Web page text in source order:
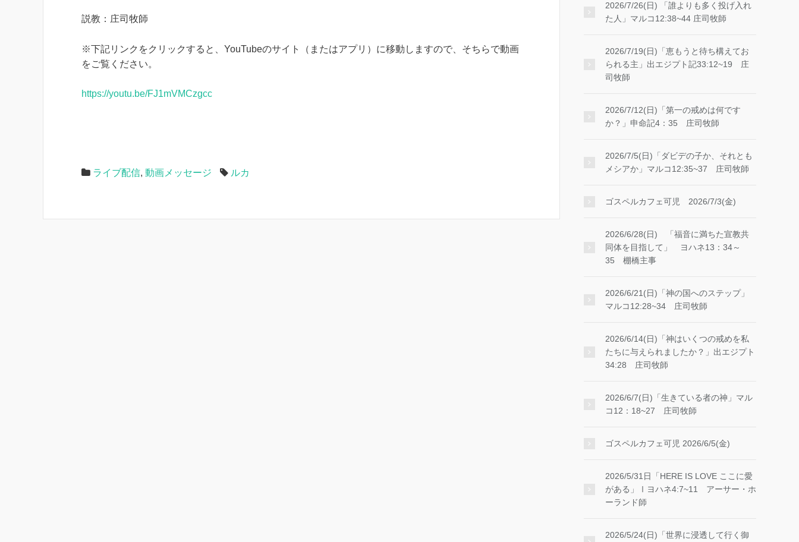
説教：庄司牧師
※下記リンクをクリックすると、YouTubeのサイト（またはアプリ）に移動しますので、そちらで動画
をご覧ください。
https://youtu.be/FJ1mVMCzgcc
ライブ配信, 動画メッセージ ルカ
2026/7/26(日) 「誰よりも多く投げ入れ
た人」マルコ12:38~44 庄司牧師
2026/7/19(日)「恵もうと待ち構えてお
られる主」出エジプト記33:12~19 庄
司牧師
2026/7/12(日)「第一の戒めは何です
か？」申命記4：35 庄司牧師
2026/7/5(日)「ダビデの子か、それとも
メシアか」マルコ12:35~37 庄司牧師
ゴスペルカフェ可児 2026/7/3(金)
2026/6/28(日) 「福音に満ちた宣教共
同体を目指して」 ヨハネ13：34～
35 棚橋主事
2026/6/21(日)「神の国へのステップ」
マルコ12:28~34 庄司牧師
2026/6/14(日)「神はいくつの戒めを私
たちに与えられましたか？」出エジプト
34:28 庄司牧師
2026/6/7(日)「生きている者の神」マル
コ12：18~27 庄司牧師
ゴスペルカフェ可児 2026/6/5(金)
2026/5/31日「HERE IS LOVE ここに愛
がある」Ⅰヨハネ4:7~11 アーサー・ホ
ーランド師
2026/5/24(日)「世界に浸透して行く御